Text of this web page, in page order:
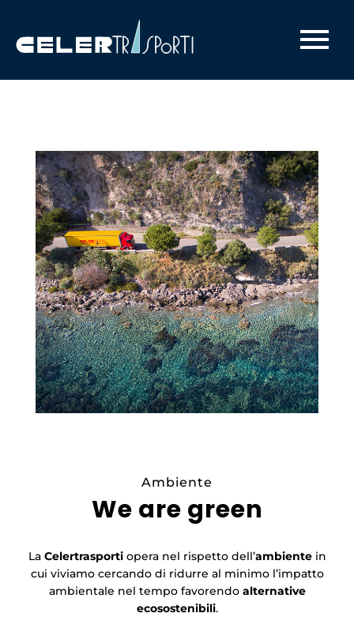
Ambiente
We are green
La Celertrasportiopera nel rispetto dell’ambientein
cui viviamo cercando di ridurre al minimo l’impatto
ambientale nel tempo favorendo alternative
ecosostenibili.